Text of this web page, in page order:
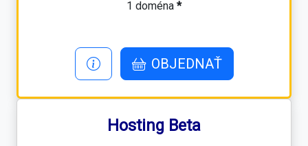
1 doména *
OBJEDNAŤ
Hosting Beta